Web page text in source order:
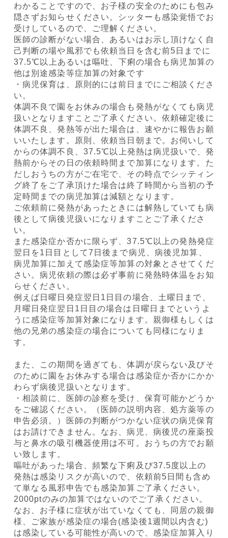
わかることですので、お子様の安全のためにも包み
隠さずお知らせください。シッターも感染覚悟でお
受けしているので、ご理解ください。
医師の診断がない場合、あるいはお示し頂けなく自
己判断の場や風邪でも依頼当日を含む前5日までに
37.5℃以上あるいは嘔吐、下痢の場合も病児加算の
他は別途感染等症加算の対象です
・病児保育は、原則的には前日までにご相談くださ
い。
体調不良で園をお休みの場合も発熱がなくても病児
扱いとなりますことご了承ください。依頼確定後に
体調不良、発熱等が出た場合は、速やかに報告お願
いいたします。原則、依頼当日朝まで。お伺いして
からの体調不良、37.5℃以上発熱は病児扱いで、発
熱前からその日の依頼時間まで加算になります。た
だしおうちの方がご在宅で、その時点でシッティン
グ終了をご了承頂けた場合は終了時間から当初の予
定時間までの病児加算は減額となります。
ご依頼前に発熱があったときには解熱していても病
後として病後児扱いになりますことご了承くださ
い。
また感染症か否かに限らず、37.5℃以上の発熱発症
翌日を1日目として7日後まで病児、病後児加算、
病児加算に加えて感染症等加算の対象とさせてくだ
さい。病児依頼の際は必ず事前に発熱時体温をお知
らせください。
例えば日曜日発症翌日1日目の場合、土曜日まで、
月曜日発症翌日1日目の場合は日曜日までというよ
うに感染症等加算対象になります。親御様もしくは
他の兄弟の感染症の場合についても同様になりま
す。
また、この期間を過ぎても、体調が戻らない及びそ
のために園をお休みする場合は感染症か否かにかか
わらず病後児扱いとなります。
・相談前に、医師の診察を受け、保育可能かどうか
をご確認ください。（医師の説明内容、処方薬等の
申告必須。）医師の判断がつかない症状の病児保育
はお請けできません。なお、病児、病後児の座薬投
与と鼻水の吸引機器使用は不可。おうちの方でお願
い致します。
嘔吐があった場合、頻繁な下痢及び37.5度以上の
発熱は感染リスクが高いので、依頼前5日間も含め
て単なる風邪申告でも感染加算ご了承ください。
2000ptのみの加算ではないのでご了承ください。
なお、お子様に症状が出ていなくても、同居の親御
様、ご家族が感染症の場合(感染後1週間以内含む)
は感染している可能性が高いので、感染症加算入り